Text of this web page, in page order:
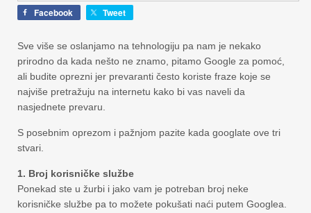
Facebook Tweet
Sve više se oslanjamo na tehnologiju pa nam je nekako
prirodno da kada nešto ne znamo, pitamo Google za pomoć,
ali budite oprezni jer prevaranti često koriste fraze koje se
najviše pretražuju na internetu kako bi vas naveli da
nasjednete prevaru.
S posebnim oprezom i pažnjom pazite kada googlate ove tri
stvari.
1. Broj korisničke službe
Ponekad ste u žurbi i jako vam je potreban broj neke
korisničke službe pa to možete pokušati naći putem Googlea.